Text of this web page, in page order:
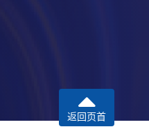
返回页首